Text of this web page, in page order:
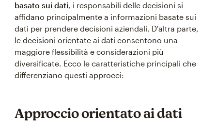
basato sui dati, i responsabili delle decisioni si
affidano principalmente a informazioni basate sui
dati per prendere decisioni aziendali. D'altra parte,
le decisioni orientate ai dati consentono una
maggiore flessibilità e considerazioni più
diversificate. Ecco le caratteristiche principali che
differenziano questi approcci:
Approccio orientato ai dati